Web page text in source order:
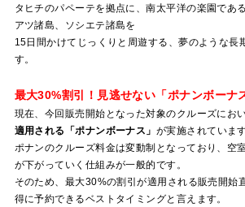
タヒチのパペーテを拠点に、南太平洋の楽園であ
アツ諸島、ソシエテ諸島を
15日間かけてじっくりと周遊する、夢のような長
す。
最大30%割引！見逃せない「ポナンボーナ
現在、今回販売開始となった対象のクルーズにおい
適用される「ポナンボーナス」 が実施されています
ポナンのクルーズ料金は変動制となっており、空
が下がっていく仕組みが一般的です。
そのため、最大30%の割引が適用される販売開始
得に予約できるベストタイミングと言えます。